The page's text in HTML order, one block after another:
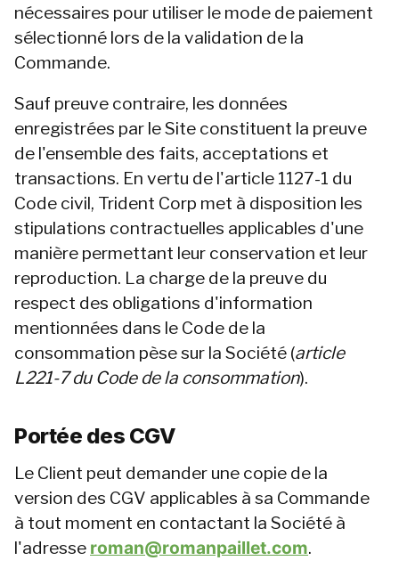
nécessaires pour utiliser le mode de paiement
sélectionné lors de la validation de la
Commande.
Sauf preuve contraire, les données
enregistrées par le Site constituent la preuve
de l'ensemble des faits, acceptations et
transactions. En vertu de l'article 1127-1 du
Code civil, Trident Corp met à disposition les
stipulations contractuelles applicables d'une
manière permettant leur conservation et leur
reproduction. La charge de la preuve du
respect des obligations d'information
mentionnées dans le Code de la
consommation pèse sur la Société (article
L221-7 du Code de la consommation).
Portée des CGV
Le Client peut demander une copie de la
version des CGV applicables à sa Commande
à tout moment en contactant la Société à
l'adresse roman@romanpaillet.com.